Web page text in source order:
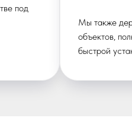
под
Мы также
объектов,
быстрой